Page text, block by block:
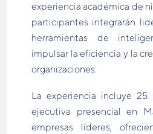
experiencia académica de
participantes integrarán
herramientas de
impulsar la eficiencia y la
organizaciones.
La experiencia incluye 25
ejecutiva presencial en
empresas líderes,